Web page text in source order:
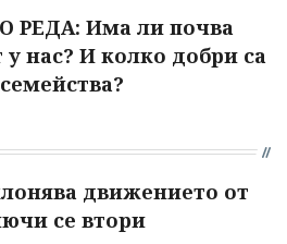
РЕДА: Има ли почва
нас? И колко добри са
движението от
се втори